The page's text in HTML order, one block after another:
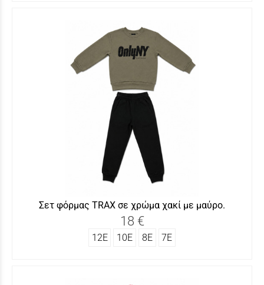
Σετ φόρμας ΤRAX σε χρώμα χακί με μαύρο.
18 €
12Ε 10Ε 8Ε 7Ε